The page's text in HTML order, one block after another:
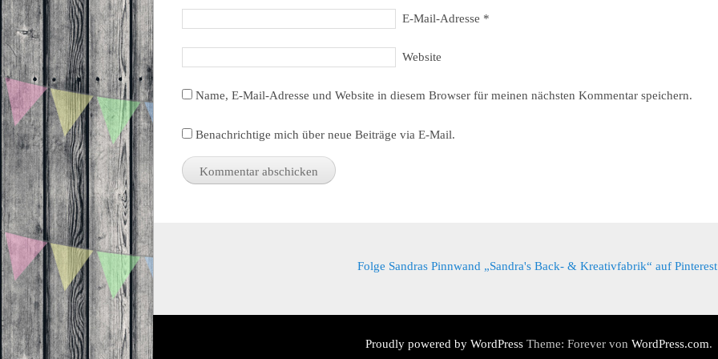
E-Mail-Adresse *
Website
Name, E-Mail-Adresse und Website in diesem Browser für meinen nächsten Kommentar speichern.
Benachrichtige mich über neue Beiträge via E-Mail.
Folge Sandras Pinnwand „Sandra's Back- & Kreativfabrik“ auf
Proudly powered by WordPressTheme: Forever von WordPress.com.